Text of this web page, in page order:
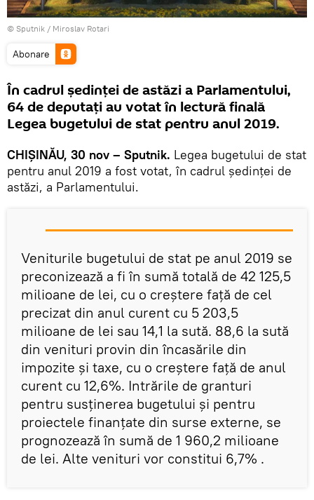
© Sputnik / Miroslav Rotari
Abonare
În cadrul ședinței de astăzi a Parlamentului,
64 de deputați au votat în lectură finală
Legea bugetului de stat pentru anul 2019.
CHIȘINĂU, 30 nov – Sputnik. Legea bugetului de stat
pentru anul 2019 a fost votat, în cadrul ședinței de
astăzi, a Parlamentului.
Veniturile bugetului de stat pe anul 2019 se
preconizează a fi în sumă totală de 42 125,5
milioane de lei, cu o creștere față de cel
precizat din anul curent cu 5 203,5
milioane de lei sau 14,1 la sută. 88,6 la sută
din venituri provin din încasările din
impozite și taxe, cu o creștere față de anul
curent cu 12,6%. Intrările de granturi
pentru susținerea bugetului și pentru
proiectele finanțate din surse externe, se
prognozează în sumă de 1 960,2 milioane
de lei. Alte venituri vor constitui 6,7% .